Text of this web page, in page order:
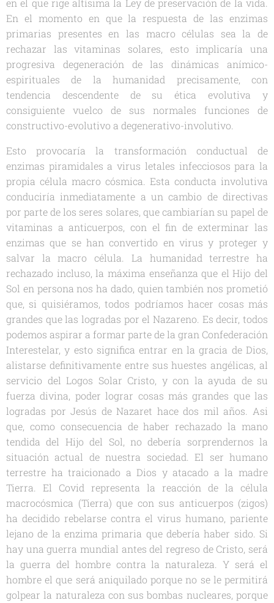
en el que rige altísima la Ley de preservación de la vida.
En el momento en que la respuesta de las enzimas
primarias presentes en las macro células sea la de
rechazar las vitaminas solares, esto implicaría una
progresiva degeneración de las dinámicas anímico-
espirituales de la humanidad precisamente, con
tendencia descendente de su ética evolutiva y
consiguiente vuelco de sus normales funciones de
constructivo-evolutivo a degenerativo-involutivo.
Esto provocaría la transformación conductual de
enzimas piramidales a virus letales infecciosos para la
propia célula macro cósmica. Esta conducta involutiva
conduciría inmediatamente a un cambio de directivas
por parte de los seres solares, que cambiarían su papel de
vitaminas a anticuerpos, con el fin de exterminar las
enzimas que se han convertido en virus y proteger y
salvar la macro célula. La humanidad terrestre ha
rechazado incluso, la máxima enseñanza que el Hijo del
Sol en persona nos ha dado, quien también nos prometió
que, si quisiéramos, todos podríamos hacer cosas más
grandes que las logradas por el Nazareno. Es decir, todos
podemos aspirar a formar parte de la gran Confederación
Interestelar, y esto significa entrar en la gracia de Dios,
alistarse definitivamente entre sus huestes angélicas, al
servicio del Logos Solar Cristo, y con la ayuda de su
fuerza divina, poder lograr cosas más grandes que las
logradas por Jesús de Nazaret hace dos mil años. Asi
que, como consecuencia de haber rechazado la mano
tendida del Hijo del Sol, no debería sorprendernos la
situación actual de nuestra sociedad. El ser humano
terrestre ha traicionado a Dios y atacado a la madre
Tierra. El Covid representa la reacción de la célula
macrocósmica (Tierra) que con sus anticuerpos (zigos)
ha decidido rebelarse contra el virus humano, pariente
lejano de la enzima primaria que debería haber sido. Si
hay una guerra mundial antes del regreso de Cristo, será
la guerra del hombre contra la naturaleza. Y será el
hombre el que será aniquilado porque no se le permitirá
golpear la naturaleza con sus bombas nucleares, porque